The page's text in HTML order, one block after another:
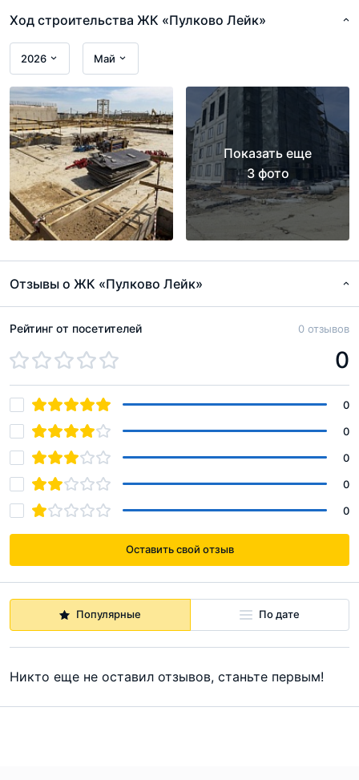
Ход строительства ЖК «Пулково Лейк»
2026 Май
Показать еще
3 фото
Отзывы о ЖК «Пулково Лейк»
Оставить свой отзыв
Популярные По дате
Никто еще не оставил отзывов, станьте первым!
Рейтинг от посетителей 0 отзывов
0
0
0
0
0
0